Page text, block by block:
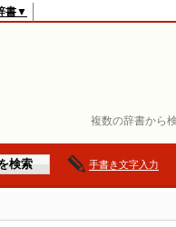
複数の辞書から
書▼
手書き文字入力